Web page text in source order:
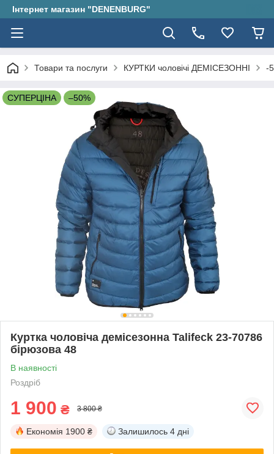
Інтернет магазин "DENENBURG"
Товари та послуги КУРТКИ чоловічі ДЕМІСЕЗОННІ -
СУПЕРЦІНА –50%
Куртка чоловіча демісезонна Talifeck 23-70786
бірюзова 48
В наявності
Роздріб
1 900 ₴ 3 800 ₴
Економія 1900 ₴ Залишилось 4 дні